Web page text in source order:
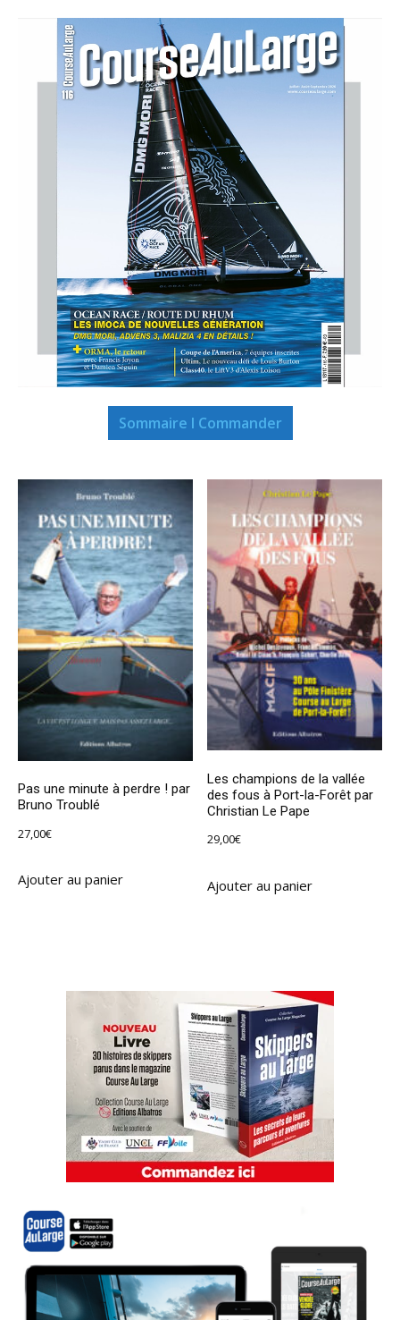
Sommaire I Commander
Pas une minute à perdre ! par
Bruno Troublé
27,00€
Ajouter au panier
Les champions de la vallée
des fous à Port-la-Forêt par
Christian Le Pape
29,00€
Ajouter au panier